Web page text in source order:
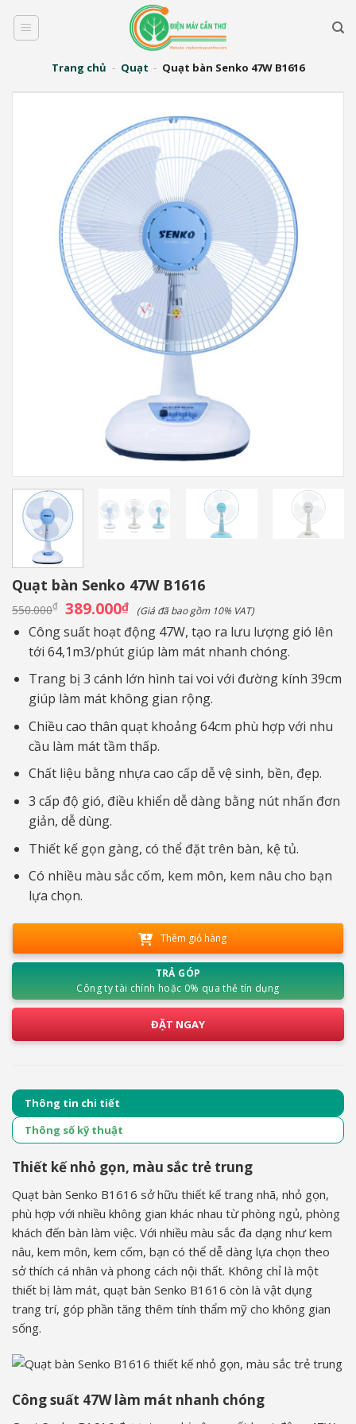
qua
Trang chủ - Quạt - Quạt bàn Senko 47W B1616
Quạt bàn Senko 47W B1616
550.000₫ Giá
gốc
là:
550.000₫.
389.000₫Giá
hiện
tại
là:
389.000₫.
(Giá đã bao gồm 10% VAT)
Công suất hoạt động 47W, tạo ra lưu lượng gió lên
tới 64,1m3/phút giúp làm mát nhanh chóng.
Trang bị 3 cánh lớn hình tai voi với đường kính 39cm
giúp làm mát không gian rộng.
Chiều cao thân quạt khoảng 64cm phù hợp với nhu
cầu làm mát tầm thấp.
Chất liệu bằng nhựa cao cấp dễ vệ sinh, bền, đẹp.
3 cấp độ gió, điều khiển dễ dàng bằng nút nhấn đơn
giản, dễ dùng.
Thiết kế gọn gàng, có thể đặt trên bàn, kệ tủ.
Có nhiều màu sắc cốm, kem môn, kem nâu cho bạn
lựa chọn.
Thêm giỏ hàng
TRẢ GÓP
Công ty tài chính hoặc 0% qua thẻ tín dụng
ĐẶT NGAY
Thông tin chi tiết
Thông số kỹ thuật
Thiết kế nhỏ gọn, màu sắc trẻ trung
Quạt bàn Senko B1616 sở hữu thiết kế trang nhã, nhỏ gọn,
phù hợp với nhiều không gian khác nhau từ phòng ngủ, phòng
khách đến bàn làm việc. Với nhiều màu sắc đa dạng như kem
nâu, kem môn, kem cốm, bạn có thể dễ dàng lựa chọn theo
sở thích cá nhân và phong cách nội thất. Không chỉ là một
thiết bị làm mát, quạt bàn Senko B1616 còn là vật dụng
trang trí, góp phần tăng thêm tính thẩm mỹ cho không gian
sống.
Công suất 47W làm mát nhanh chóng